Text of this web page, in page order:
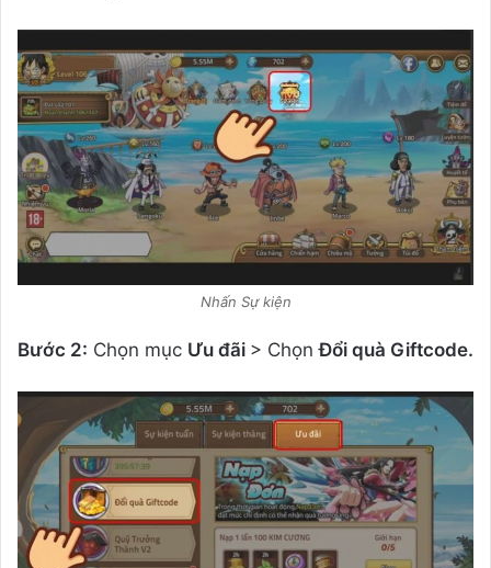
Nhấn Sự kiện
Bước 2: Chọn mục Ưu đãi > ChọnĐổi quà Giftcode.